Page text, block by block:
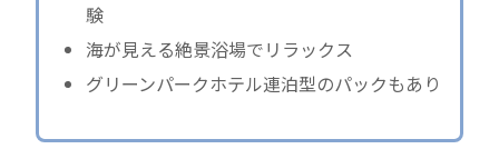
験
海が見える絶景浴場でリラックス
グリーンパークホテル連泊型のパックもあり